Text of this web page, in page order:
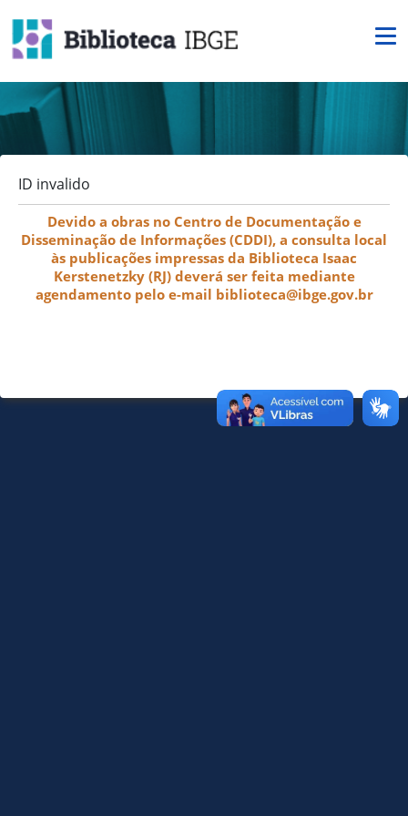
ID invalido
Devido a obras no Centro de Documentação e
Disseminação de Informações (CDDI), a consulta local
às publicações impressas da Biblioteca Isaac
Kerstenetzky (RJ) deverá ser feita mediante
agendamento pelo e-mail biblioteca@ibge.gov.br